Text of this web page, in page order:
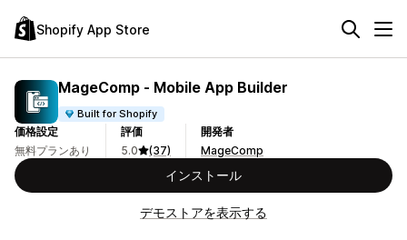
Shopify App Store
MageComp ‑ Mobile App Builder
Built for Shopify
価格設定
無料プランあり
評価
5.0
(37)
開発者
MageComp
インストール
デモストアを表示する